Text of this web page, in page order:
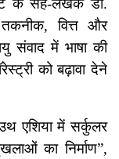
के सह-लेखक डॉ.
वित्त और
संवाद में भाषा की
को बढ़ावा देने
एशिया में सर्कुलर
का निर्माण”,